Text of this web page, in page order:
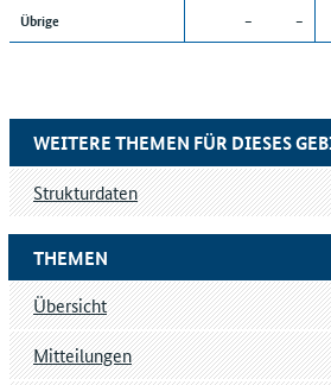
Übrige – –
THEMEN
Übersicht
Mitteilungen
WEITERE THEMEN FÜR DIESES
Strukturdaten